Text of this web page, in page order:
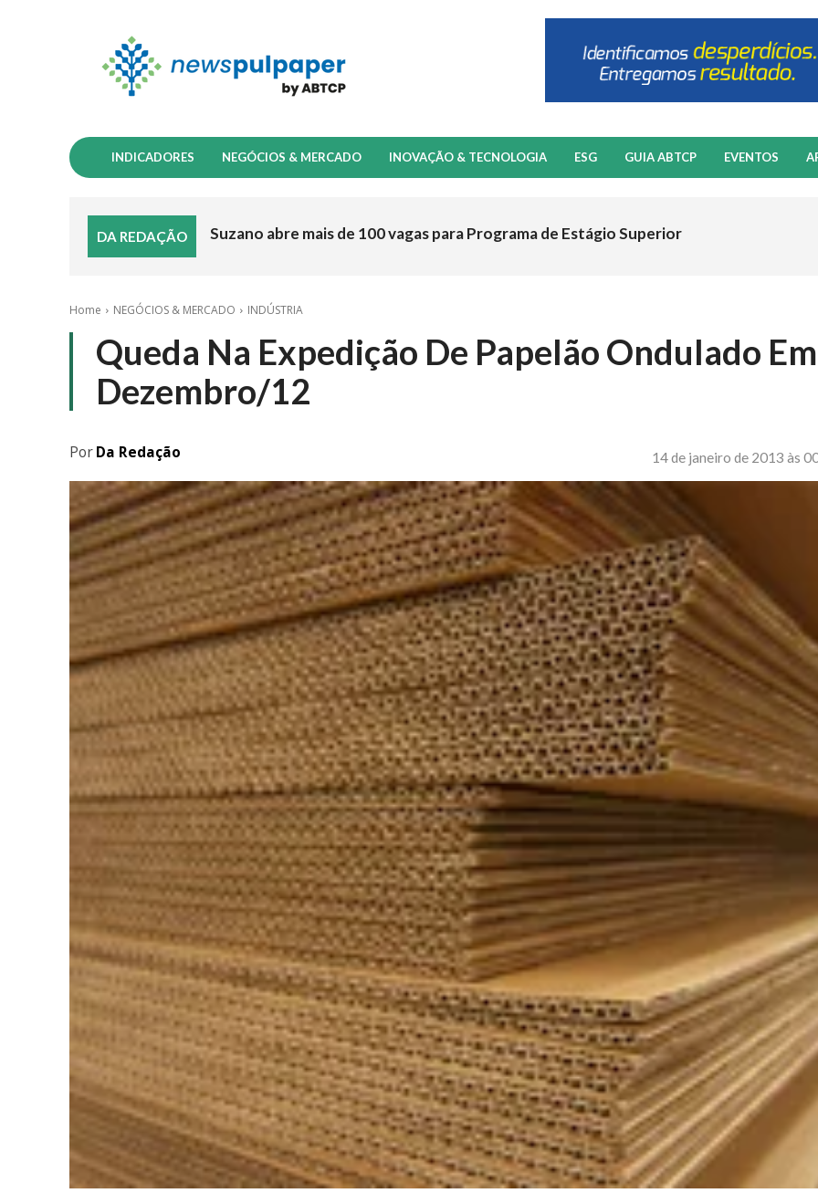
INDICADORES NEGÓCIOS & MERCADO INOVAÇÃO & TECNOLOGIA ESG GUIA ABTCP EVENTOS
DA REDAÇÃO Suzano abre mais de 100 vagas para Programa de Estágio Superior
Home NEGÓCIOS & MERCADO INDÚSTRIA
Queda Na Expedição De Papelão Ondulado Em
Dezembro/12
PorDa Redação 14 de janeiro de 2013 às